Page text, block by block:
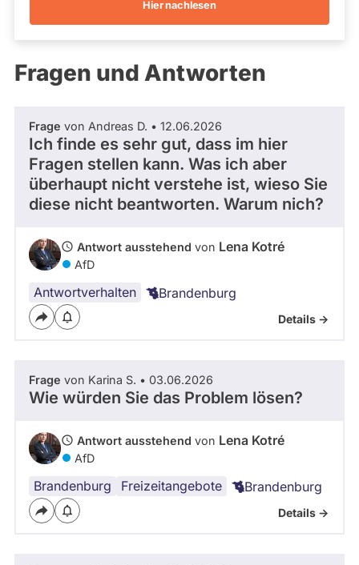
Kandidaturen
und
Mandaten
nicht
berücksichtigt.
Hier nachlesen
Fragen und Antworten
Frage von Andreas D. • 12.06.2026
Ich finde es sehr gut, dass im hier
Fragen stellen kann. Was ich aber
überhaupt nicht verstehe ist, wieso Sie
diese nicht beantworten. Warum nich?
Antwort ausstehend von Lena Kotré
AfD
Antwortverhalten Brandenburg
Details ->
Frage von Karina S. • 03.06.2026
Wie würden Sie das Problem lösen?
Antwort ausstehend von Lena Kotré
AfD
Brandenburg Freizeitangebote Brandenburg
Details ->